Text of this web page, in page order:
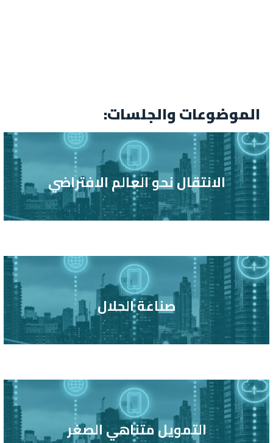
الموضوعات والجلسات:
الانتقال نحو العالم الافتراضي
صناعة الحلال
التمويل متناهي الصغر